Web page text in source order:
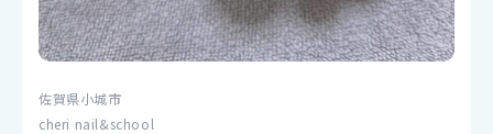
佐賀県小城市
cheri nail&school